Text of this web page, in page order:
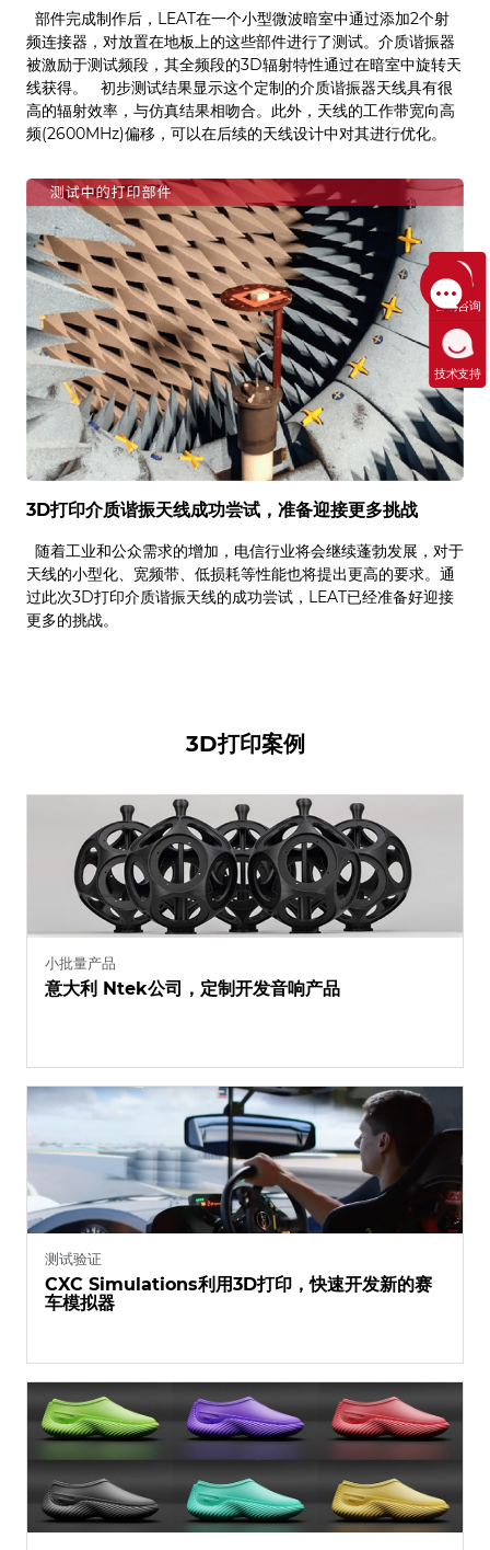
部件完成制作后，LEAT在一个小型微波暗室中通过添加2个射
频连接器，对放置在地板上的这些部件进行了测试。介质谐振器
被激励于测试频段，其全频段的3D辐射特性通过在暗室中旋转天
线获得。 初步测试结果显示这个定制的介质谐振器天线具有很
高的辐射效率，与仿真结果相吻合。此外，天线的工作带宽向高
频(2600MHz)偏移，可以在后续的天线设计中对其进行优化。
3D打印介质谐振天线成功尝试，准备迎接更多挑战
随着工业和公众需求的增加，电信行业将会继续蓬勃发展，对于
天线的小型化、宽频带、低损耗等性能也将提出更高的要求。通
过此次3D打印介质谐振天线的成功尝试，LEAT已经准备好迎接
更多的挑战。
3D打印案例
小批量产品
意大利 Ntek公司，定制开发音响产品
测试验证
CXC Simulations利用3D打印，快速开发新的赛
车模拟器
售前咨询
技术支持